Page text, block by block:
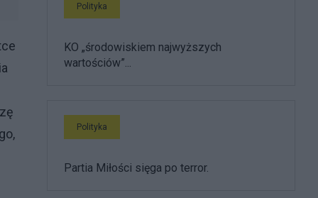
Polityka
KO „środowiskiem najwyższych
wartościów”...
Polityka
Partia Miłości sięga po terror.